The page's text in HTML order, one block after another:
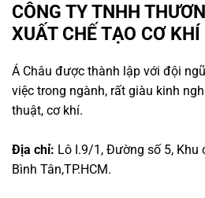
CÔNG TY TNHH
XUẤT CHẾ TẠO CƠ
Á Châu được thành lập với đội
việc trong ngành, rất giàu kinh
thuật, cơ khí.
Địa chỉ: Lô I.9/1, Đường số 5, Khu
Bình Tân,TP.HCM.